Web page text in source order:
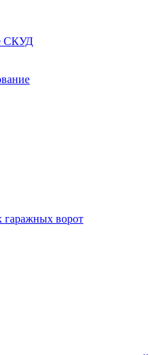
СКУД
гаражных ворот